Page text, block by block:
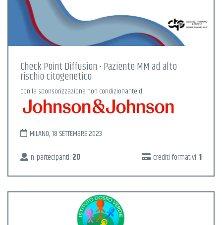
Check Point Diffusion - Paziente MM ad alto
rischio citogenetico
Con la sponsorizzazione non condizionante di
MILANO, 18 SETTEMBRE 2023
n. partecipanti: 20 crediti formativi:1